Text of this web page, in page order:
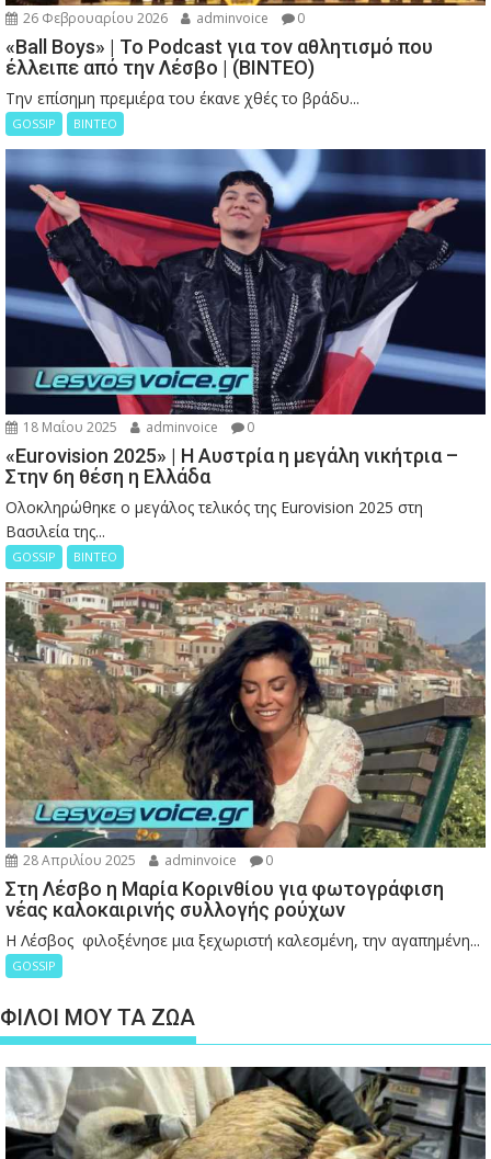
26 Φεβρουαρίου 2026 adminvoice 0
«Ball Boys» | Το Podcast για τον αθλητισμό που
έλλειπε από την Λέσβο | (ΒΙΝΤΕΟ)
Την επίσημη πρεμιέρα του έκανε χθές το βράδυ...
GOSSIP ΒΙΝΤΕΟ
18 Μαΐου 2025 adminvoice 0
«Eurovision 2025» | Η Αυστρία η μεγάλη νικήτρια –
Στην 6η θέση η Ελλάδα
Ολοκληρώθηκε ο μεγάλος τελικός της Eurovision 2025 στη
Βασιλεία της...
GOSSIP ΒΙΝΤΕΟ
28 Απριλίου 2025 adminvoice 0
Στη Λέσβο η Μαρία Κορινθίου για φωτογράφιση
νέας καλοκαιρινής συλλογής ρούχων
Η Λέσβος φιλοξένησε μια ξεχωριστή καλεσμένη, την αγαπημένη...
GOSSIP
ΦΙΛΟΙ ΜΟΥ ΤΑ ΖΩΑ